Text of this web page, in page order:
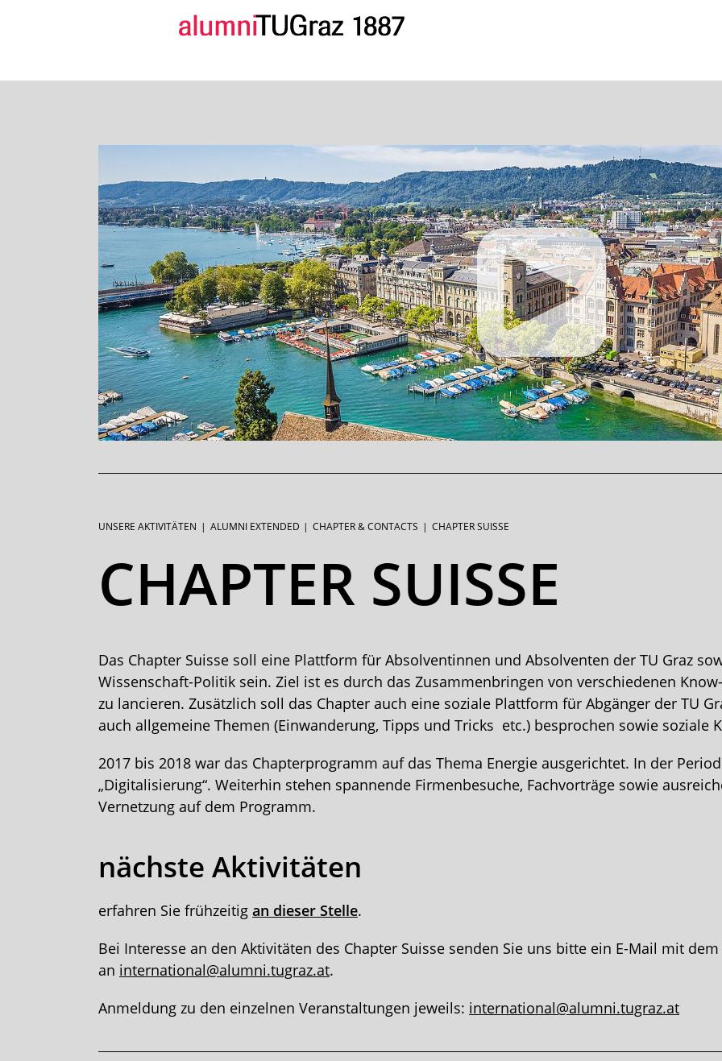
Sie
UNSERE AKTIVITÄTEN ALUMNI EXTENDED CHAPTER & CONTACTS CHAPTER SUISSE
CHAPTER SUISSE
Das Chapter Suisse soll eine Plattform für Absolventinnen und Absolventen der TU Graz
Wissenschaft-Politik sein. Ziel ist es durch das Zusammenbringen von verschiedenen
zu lancieren. Zusätzlich soll das Chapter auch eine soziale Plattform für Abgänger der TU
auch allgemeine Themen (Einwanderung, Tipps und Tricks etc.) besprochen sowie soziale
2017 bis 2018 war das Chapterprogramm auf das Thema Energie ausgerichtet. In der
„Digitalisierung“. Weiterhin stehen spannende Firmenbesuche, Fachvorträge sowie
Vernetzung auf dem Programm.
nächste Aktivitäten
erfahren Sie frühzeitig an dieser Stelle.
Bei Interesse an den Aktivitäten des Chapter Suisse senden Sie uns bitte ein E-Mail mit
an international@alumni.tugraz.at.
Anmeldung zu den einzelnen Veranstaltungen jeweils: international@alumni.tugraz.at